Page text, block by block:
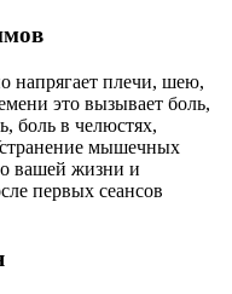
напрягает плечи, шею,
это вызывает боль,
боль в челюстях,
мышечных
вашей жизни и
первых сеансов